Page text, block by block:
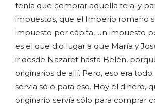
tenía que comprar aquella tela; y
impuestos, que el Imperio romano
impuesto por cápita, un impuesto
es el que dio lugar a que María y
ir desde Nazaret hasta Belén,
originarios de allí. Pero, eso era
servía sólo para eso. Hoy el dinero,
originario servía sólo para comprar